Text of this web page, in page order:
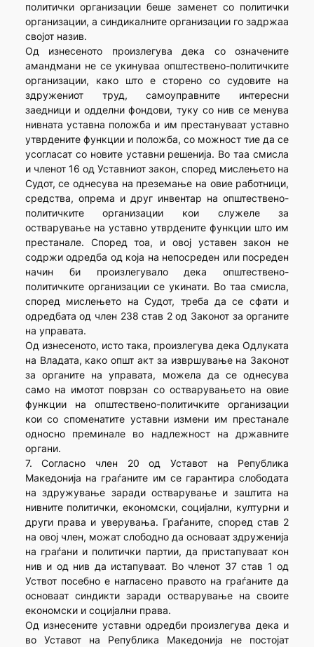
политички организации беше заменет со политички
организации, а синдикалните организации го задржаа
својот назив.
Од изнесеното произлегува дека со означените
амандмани не се укинуваа општествено-политичките
организации, како што е сторено со судовите на
здружениот труд, самоуправните интересни
заедници и одделни фондови, туку со нив се менува
нивната уставна положба и им престануваат уставно
утврдените функции и положба, со можност тие да се
усогласат со новите уставни решенија. Во таа смисла
и членот 16 од Уставниот закон, според мислењето на
Судот, се однесува на преземање на овие работници,
средства, опрема и друг инвентар на општествено-
политичките организации кои служеле за
остварување на уставно утврдените функции што им
престанале. Според тоа, и овој уставен закон не
содржи одредба од која на непосреден или посреден
начин би произлегувало дека општествено-
политичките организации се укинати. Во таа смисла,
според мислењето на Судот, треба да се сфати и
одредбата од член 238 став 2 од Законот за органите
на управата.
Од изнесеното, исто така, произлегува дека Одлуката
на Владата, како општ акт за извршување на Законот
за органите на управата, можела да се однесува
само на имотот поврзан со остварувањето на овие
функции на општествено-политичките организации
кои со споменатите уставни измени им престанале
односно преминале во надлежност на државните
органи.
7. Согласно член 20 од Уставот на Република
Македонија на граѓаните им се гарантира слободата
на здружување заради остварување и заштита на
нивните политички, економски, социјални, културни и
други права и уверувања. Граѓаните, според став 2
на овој член, можат слободно да основаат здруженија
на граѓани и политички партии, да пристапуваат кон
нив и од нив да истапуваат. Во членот 37 став 1 од
Уствот посебно е нагласено правото на граѓаните да
основаат синдикти заради остварување на своите
економски и социјални права.
Од изнесените уставни одредби произлегува дека и
во Уставот на Република Македонија не постојат